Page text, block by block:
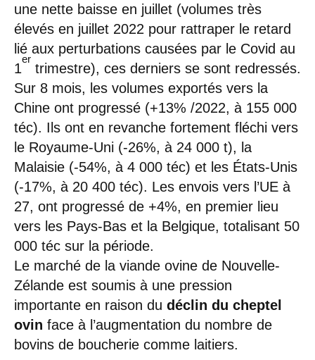
une nette baisse en juillet (volumes très
élevés en juillet 2022 pour rattraper le retard
lié aux perturbations causées par le Covid au
1
er
trimestre), ces derniers se sont redressés.
Sur 8 mois, les volumes exportés vers la
Chine ont progressé (+13% /2022, à 155 000
téc). Ils ont en revanche fortement fléchi vers
le Royaume-Uni (-26%, à 24 000 t), la
Malaisie (-54%, à 4 000 téc) et les États-Unis
(-17%, à 20 400 téc). Les envois vers l’UE à
27, ont progressé de +4%, en premier lieu
vers les Pays-Bas et la Belgique, totalisant 50
000 téc sur la période.
Le marché de la viande ovine de Nouvelle-
Zélande est soumis à une pression
importante en raison du déclin du cheptel
ovin face à l’augmentation du nombre de
bovins de boucherie comme laitiers.